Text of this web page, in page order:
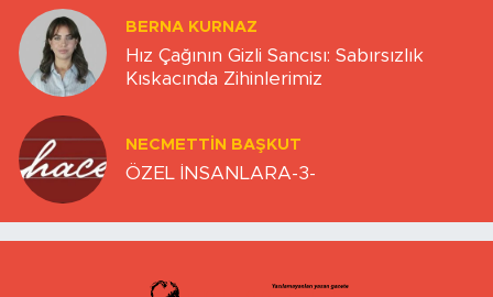
BERNA KURNAZ
Hız Çağının Gizli Sancısı: Sabırsızlık
Kıskacında Zihinlerimiz
NECMETTIN BAŞKUT
ÖZEL İNSANLARA-3-